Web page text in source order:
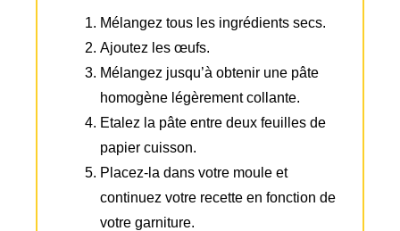
Mélangez tous les ingrédients secs.
Ajoutez les œufs.
Mélangez jusqu’à obtenir une pâte
homogène légèrement collante.
Etalez la pâte entre deux feuilles de
papier cuisson.
Placez-la dans votre moule et
continuez votre recette en fonction de
votre garniture.